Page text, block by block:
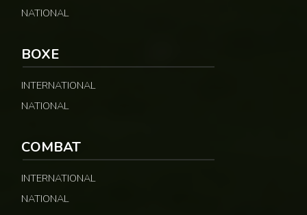
NATIONAL
BOXE
INTERNATIONAL
NATIONAL
COMBAT
INTERNATIONAL
NATIONAL